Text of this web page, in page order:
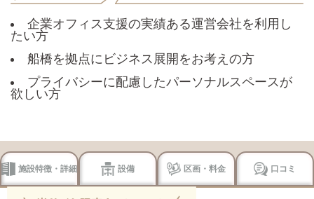
企業オフィス支援の実績ある運営会社を利用し
たい方
船橋を拠点にビジネス展開をお考えの方
プライバシーに配慮したパーソナルスペースが
欲しい方
施設特徴・詳細 設備 区画・料金 口コミ